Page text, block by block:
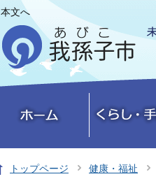
本文へ
トップページ 健康・福祉